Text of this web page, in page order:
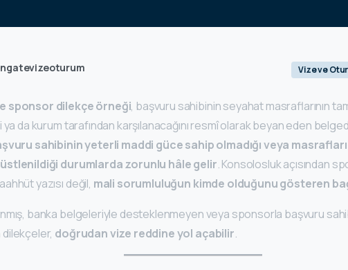
Vize ve
sponsor dilekçe örneği, başvuru sahibinin seyahat masraflarının
ya da kurum tarafından karşılanacağını resmî olarak beyan eden
sahibinin yeterli maddi güce sahip olmadığı veya
durumlarda zorunlu hâle gelir. Konsolosluk açısından
yazısı değil, mali sorumluluğun kimde olduğunu gösteren
banka belgeleriyle desteklenmeyen veya sponsorla başvuru
doğrudan vize reddine yol açabilir.